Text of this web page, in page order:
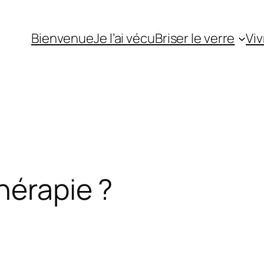
BienvenueJe l’ai vécuBriser le verre
?